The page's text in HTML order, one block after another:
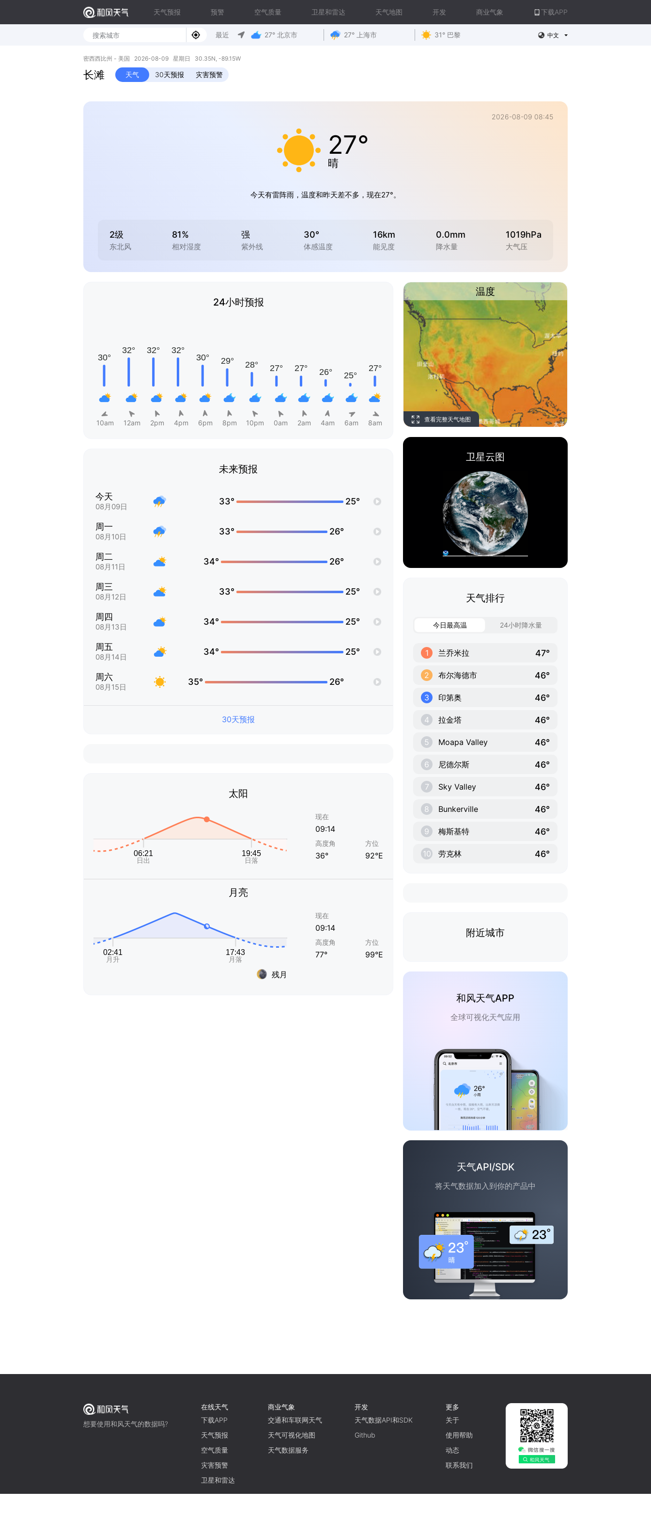
天气预报 预警 空气质量 卫星和雷达 天气地图 开发 商业气象 下载APP
最近 27° 北京市 27° 上海市 31° 巴黎 中文
密西西比州 - 美国 2026-08-09 星期日 30.35N, -89.15W
长滩 天气 30天预报 灾害预警
2026-08-09 08:45
27°
晴
今天有雷阵雨，温度和昨天差不多，现在27°。
2级
东北风
81%
相对湿度
强
紫外线
30°
体感温度
16km
能见度
0.0mm
降水量
1019hPa
大气压
24小时预报
10am 12am 2pm 4pm 6pm 8pm 10pm 0am 2am 4am 6am 8am
未来预报
今天
08月09日
33° 25°
周一
08月10日
33° 26°
周二
08月11日
34° 26°
周三
08月12日
33° 25°
周四
08月13日
34° 25°
周五
08月14日
34° 25°
周六
08月15日
35° 26°
30天预报
太阳
现在
09:14
高度角
36°
方位
92°E
月亮
残月
现在
09:14
高度角
77°
方位
99°E
温度
查看完整天气地图
卫星云图
天气排行
今日最高温 24小时降水量
1 兰乔米拉 47°
2 布尔海德市 46°
3 印第奥 46°
4 拉金塔 46°
5 Moapa Valley 46°
6 尼德尔斯 46°
7 Sky Valley 46°
8 Bunkerville 46°
9 梅斯基特 46°
10 劳克林 46°
附近城市
和风天气APP
全球可视化天气应用
天气API/SDK
将天气数据加入到你的产品中
想要使用和风天气的数据吗?
在线天气
下载APP
天气预报
空气质量
灾害预警
卫星和雷达
商业气象
交通和车联网天气
天气可视化地图
天气数据服务
开发
天气数据API和SDK
Github
更多
关于
使用帮助
动态
联系我们